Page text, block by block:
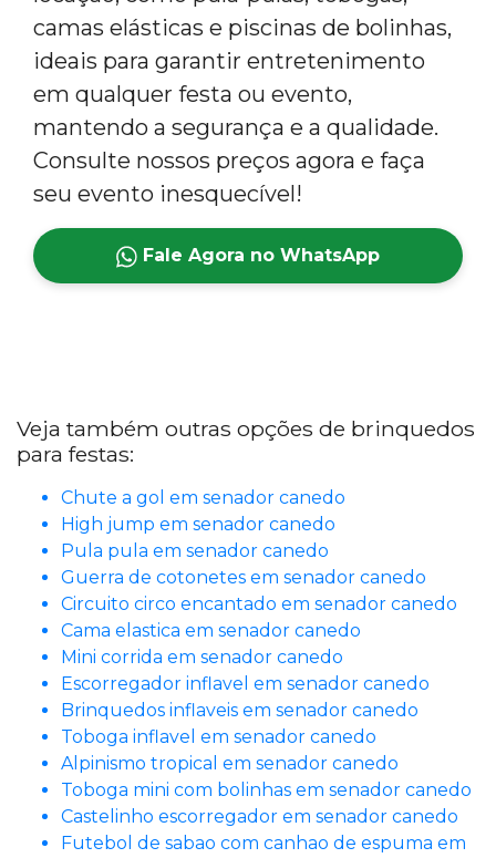
camas elásticas e piscinas de bolinhas,
ideais para garantir entretenimento
em qualquer festa ou evento,
mantendo a segurança e a qualidade.
Consulte nossos preços agora e faça
seu evento inesquecível!
Fale Agora no WhatsApp
Veja também outras opções de brinquedos
para festas:
Chute a gol em senador canedo
High jump em senador canedo
Pula pula em senador canedo
Guerra de cotonetes em senador canedo
Circuito circo encantado em senador canedo
Cama elastica em senador canedo
Mini corrida em senador canedo
Escorregador inflavel em senador canedo
Brinquedos inflaveis em senador canedo
Toboga inflavel em senador canedo
Alpinismo tropical em senador canedo
Toboga mini com bolinhas em senador canedo
Castelinho escorregador em senador canedo
Futebol de sabao com canhao de espuma em